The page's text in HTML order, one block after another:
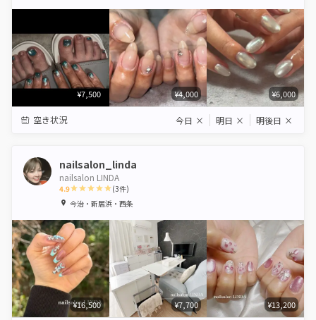
¥7,500 ¥4,000 ¥6,000
空き状況 今日 × 明日 × 明後日 ×
nailsalon_linda
nailsalon LINDA
4.9
1 2 3 4 5
(3件)
今治・新居浜・西条
¥16,500 ¥7,700 ¥13,200